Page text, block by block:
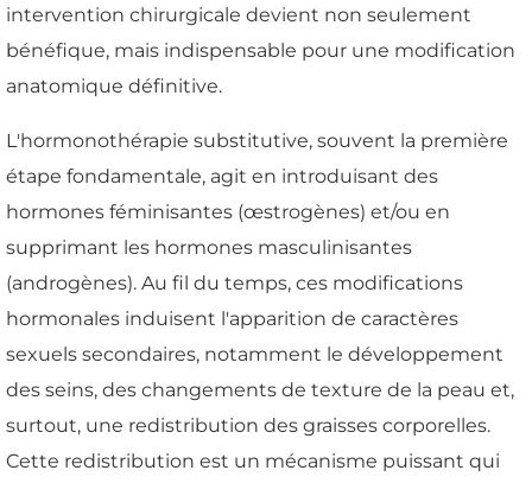
intervention chirurgicale devient non seulement
bénéfique, mais indispensable pour une modification
anatomique définitive.
L'hormonothérapie substitutive, souvent la première
étape fondamentale, agit en introduisant des
hormones féminisantes (œstrogènes) et/ou en
supprimant les hormones masculinisantes
(androgènes). Au fil du temps, ces modifications
hormonales induisent l'apparition de caractères
sexuels secondaires, notamment le développement
des seins, des changements de texture de la peau et,
surtout, une redistribution des graisses corporelles.
Cette redistribution est un mécanisme puissant qui